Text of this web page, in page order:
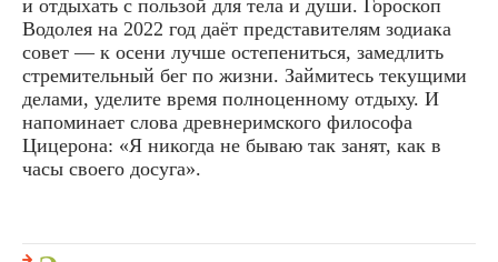
и отдыхать с пользой для тела и души. Гороскоп
Водолея на 2022 год даёт представителям зодиака
совет — к осени лучше остепениться, замедлить
стремительный бег по жизни. Займитесь текущими
делами, уделите время полноценному отдыху. И
напоминает слова древнеримского философа
Цицерона: «Я никогда не бываю так занят, как в
часы своего досуга».